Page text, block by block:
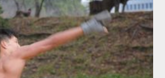
Update:2021.07.8
チョ その他 AKIHITO(細マッチョ) 背中